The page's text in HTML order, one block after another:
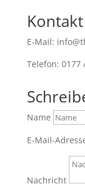
Kontakt
E-Mail:
Telefon: 0177
Name
E-Mail-
Nachricht